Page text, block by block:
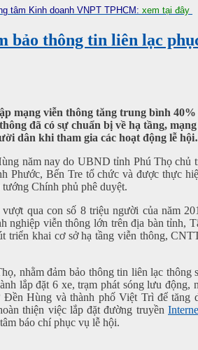
tâm Kinh doanh VNPT TPHCM: xem tại đây
bảo thông tin liên lạc
mạng viễn thông tăng trung bình
đã có sự chuẩn bị về hạ tầng,
dân khi tham gia các hoạt động lễ
năm nay do UBND tỉnh Phú Thọ chủ
Phước, Bến Tre tổ chức và được thực
Chính phủ phê duyệt.
qua con số 8 triệu người của năm
nghiệp viễn thông lớn trên địa bàn tỉnh,
triển khai cơ sở hạ tầng viễn thông,
nhằm đảm bảo thông tin liên lạc
lắp đặt 6 xe, trạm phát sóng lưu động,
Hùng và thành phố Việt Trì để tăng
thiện việc lắp đặt đường truyền
báo chí phục vụ lễ hội.